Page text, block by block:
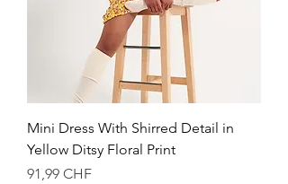
Mini Dress With Shirred Detail in
Yellow Ditsy Floral Print
Preis
91,99 CHF